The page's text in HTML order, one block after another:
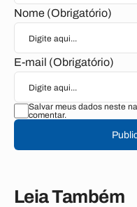
Nome (Obrigatório)
E-mail (Obrigatório)
Salvar meus dados neste
comentar.
Leia Também